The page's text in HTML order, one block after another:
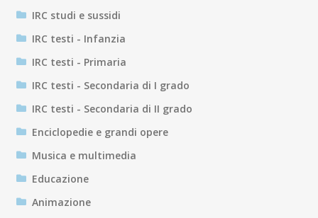
IRC studi e sussidi
IRC testi - Infanzia
IRC testi - Primaria
IRC testi - Secondaria di I grado
IRC testi - Secondaria di II grado
Enciclopedie e grandi opere
Musica e multimedia
Educazione
Animazione